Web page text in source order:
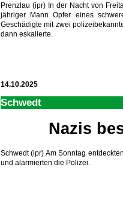
Prenzlau (ipr) In der Nacht von
jähriger Mann Opfer eines
Geschädigte mit zwei
dann eskalierte.
14.10.2025
Schwedt
Nazis
Schwedt (ipr) Am Sonntag
und alarmierten die Polizei.